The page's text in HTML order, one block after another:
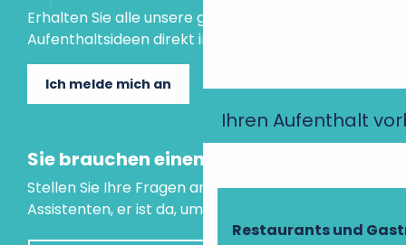
Ihren Aufenthalt
Restaurants und
Erhalten Sie alle unsere guten Tipps und
Aufenthaltsideen direkt in Ihre Mailbox.
Ich melde mich an
Sie brauchen einen Rat?
Stellen Sie Ihre Fragen an unseren virtuellen
Assistenten, er ist da, um Ihnen zu helfen.